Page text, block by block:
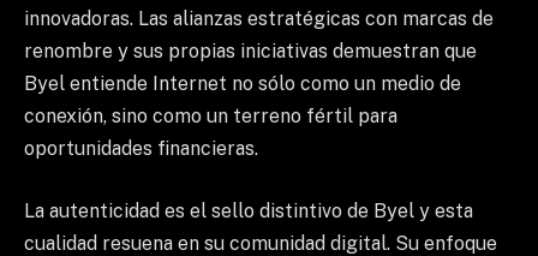
innovadoras. Las alianzas estratégicas con marcas de
renombre y sus propias iniciativas demuestran que
Byel entiende Internet no sólo como un medio de
conexión, sino como un terreno fértil para
oportunidades financieras.
La autenticidad es el sello distintivo de Byel y esta
cualidad resuena en su comunidad digital. Su enfoque